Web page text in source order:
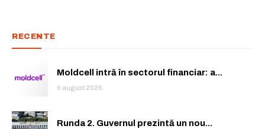
RECENTE
Moldcell intră în sectorul financiar: a...
6 august 2026
Runda 2. Guvernul prezintă un nou...